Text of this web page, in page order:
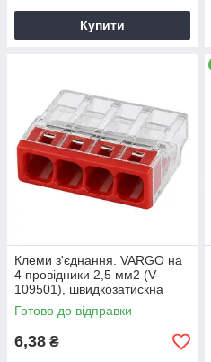
Купити
Клеми з'єднання. VARGO на
4 провідники 2,5 мм2 (V-
109501), швидкозатискна
клема для електропроводки
Готово до відправки
6,38 ₴